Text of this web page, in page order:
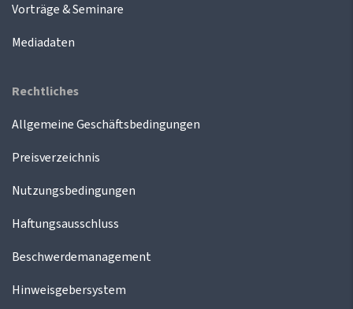
Vorträge & Seminare
Mediadaten
Rechtliches
Allgemeine Geschäftsbedingungen
Preisverzeichnis
Nutzungsbedingungen
Haftungsausschluss
Beschwerdemanagement
Hinweisgebersystem